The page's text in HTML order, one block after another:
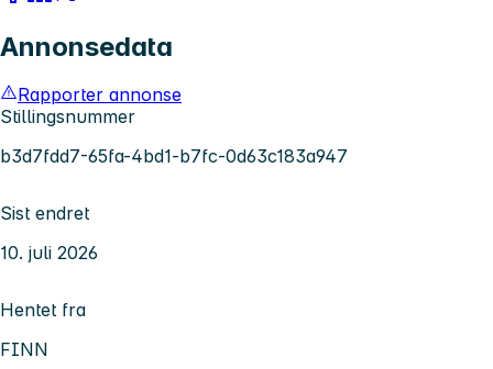
Annonsedata
Rapporter annonse
Stillingsnummer
b3d7fdd7-65fa-4bd1-b7fc-0d63c183a947
Sist endret
10. juli 2026
Hentet fra
FINN